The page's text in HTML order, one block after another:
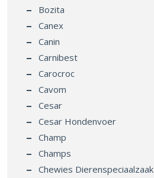
Bozita
Canex
Canin
Carnibest
Carocroc
Cavom
Cesar
Cesar Hondenvoer
Champ
Champs
Chewies Dierenspeciaalzaak